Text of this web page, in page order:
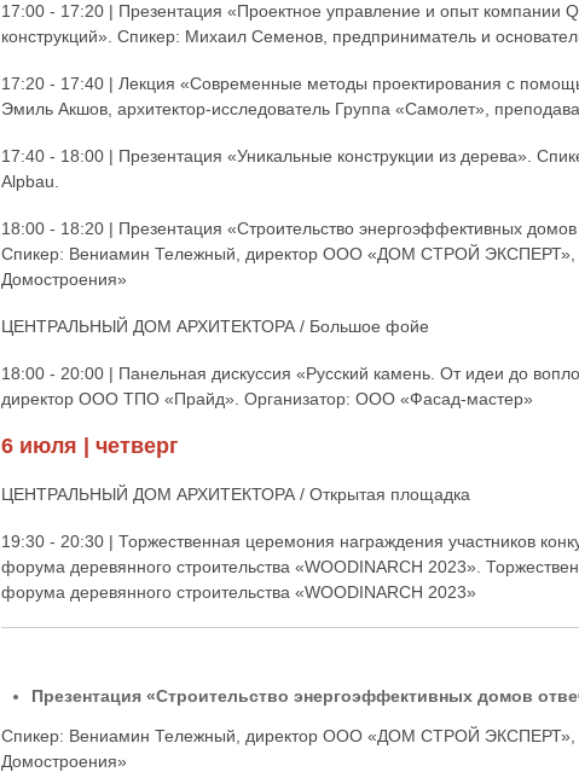
17:00 - 17:20 | Презентация «Проектное управление и опыт компании
конструкций». Спикер: Михаил Семенов, предприниматель и
17:20 - 17:40 | Лекция «Современные методы проектирования с
Эмиль Акшов, архитектор-исследователь Группа «Самолет»,
17:40 - 18:00 | Презентация «Уникальные конструкции из дерева».
Alpbau.
18:00 - 18:20 | Презентация «Строительство энергоэффективных
Спикер: Вениамин Тележный, директор ООО «ДОМ СТРОЙ ЭКСПЕРТ»,
Домостроения»
ЦЕНТРАЛЬНЫЙ ДОМ АРХИТЕКТОРА / Большое фойе
18:00 - 20:00 | Панельная дискуссия «Русский камень. От идеи до
директор ООО ТПО «Прайд». Организатор: ООО «Фасад-мастер»
6 июля | четверг
ЦЕНТРАЛЬНЫЙ ДОМ АРХИТЕКТОРА / Открытая площадка
19:30 - 20:30 | Торжественная церемония награждения участников
форума деревянного строительства «WOODINARCH 2023».
форума деревянного строительства «WOODINARCH 2023»
Презентация «Строительство энергоэффективных домов
Спикер: Вениамин Тележный, директор ООО «ДОМ СТРОЙ ЭКСПЕРТ»,
Домостроения»